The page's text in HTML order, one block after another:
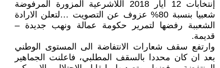
إنتخابات 12 أيار 2018 اللاشرعية المزورة المرفوضة
شعبيا بنسبة 80% عزوف عن التصويت …لتعلن الارادة
الشعببة رفضها لتمرير حكومة عمالة ونهب جديدة –
قديمة.
وارتفع سقف شعارات الانتفاضة الى المستوى الوطني
بعد ان كان محددا بالسقف المطلبي، فاعلنت الجماهير